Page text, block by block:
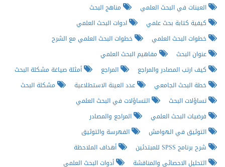
العينات في البحث العلمي
مناهج البحث
كيفية كتابة بحث علمي
ادوات البحث العلمي
خطوات البحث العلمي
خطوات البحث العلمي مع الشرح
عنوان البحث
مفاهيم البحث العلمي
كيف ارتب المصادر والمراجع
المراجع
أمثلة صياغة مشكلة البحث
خطة البحث الجامعي
عدد العينة الاستطلاعية
مشكلة البحث
تساؤلات البحث
التساؤلات في البحث العلمي
فرضيات البحث العلمي
المراجع والمصادر
التوثيق في الهوامش
الفهرسة والتوثيق
شرح برنامج SPSS للمبتدئين
أهداف الملاحظة
التحليل الاحصائي والمناقشة
أدوات البحث العلمي